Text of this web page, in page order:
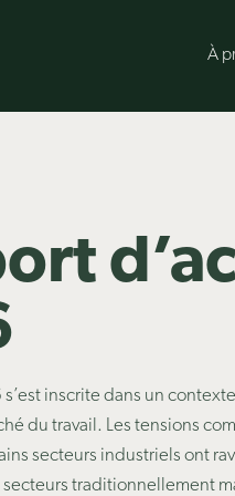
À
inscrite dans un
du travail. Les tensions
secteurs industriels ont
traditionnellement